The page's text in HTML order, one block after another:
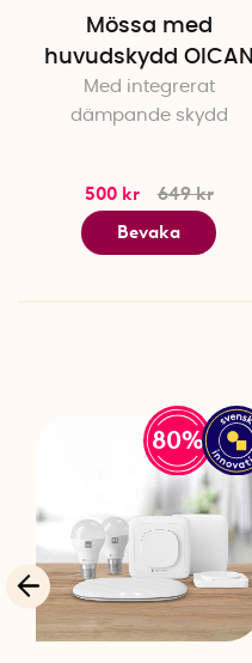
Mössa med
huvudskydd OICAN
Med integrerat
dämpande skydd
500 kr
649 kr
Bevaka
80%